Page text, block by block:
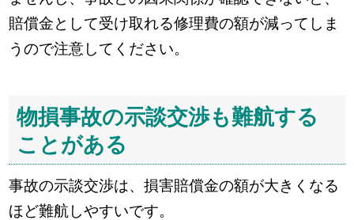
賠償金として受け取れる修理費の額が減ってしま
うので注意してください。
物損事故の示談交渉も難航する
ことがある
事故の示談交渉は、損害賠償金の額が大きくなる
ほど難航しやすいです。